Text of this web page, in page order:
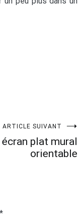
ARTICLE SUIVANT
plat mural
orientable
*